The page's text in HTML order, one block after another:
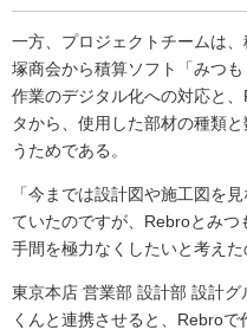
一方、プロジェクトチームは
塚商会から積算ソフト「みつ
作業のデジタル化への対応と
タから、使用した部材の種類
うためである。
「今までは設計図や施工図を
ていたのですが、Rebroとみ
手間を極力なくしたいと考えた
東京本店 営業部 設計部 設計
くんと連携させると、Rebro